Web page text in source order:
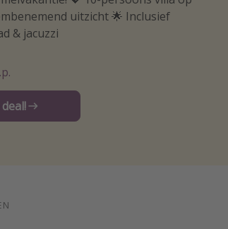
uitzicht 🌟 Inclusief
& jacuzzi